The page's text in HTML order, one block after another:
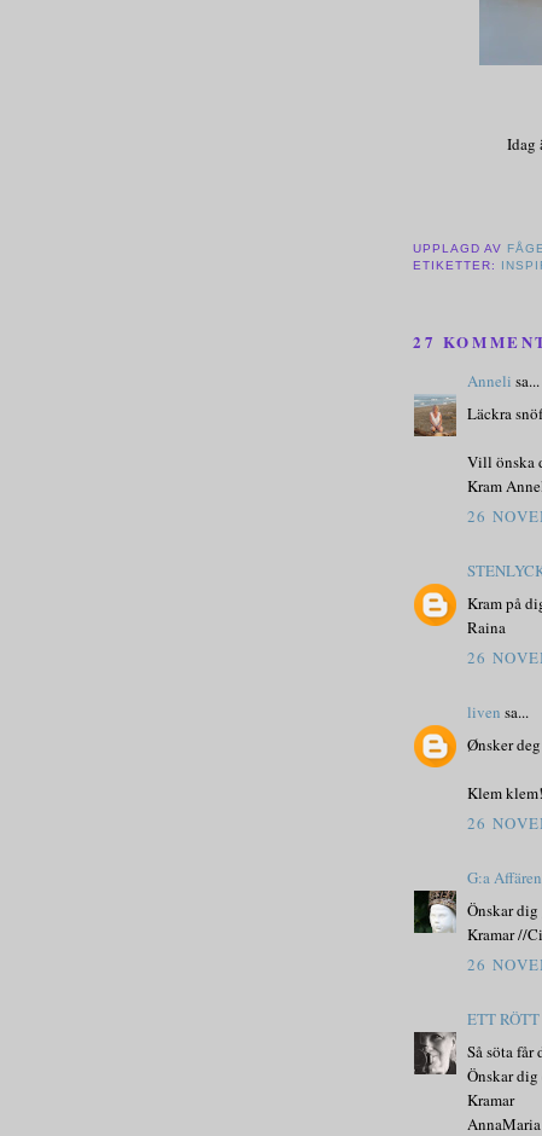
Idag
UPPLAGD AV
ETIKETTER:
27
Anneli sa...
Läckra
Vill önska
Kram
26
Kram på
Raina
26
liven sa...
Ønsker
Klem
26
G:a Affären
Önskar
Kramar //
26
ETT
Så söta får
Önskar
Kramar
AnnaMaria